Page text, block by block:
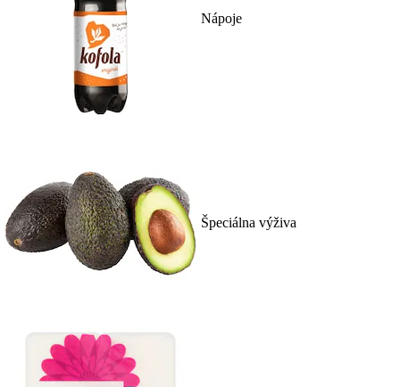
Nápoje
Špeciálna výživa